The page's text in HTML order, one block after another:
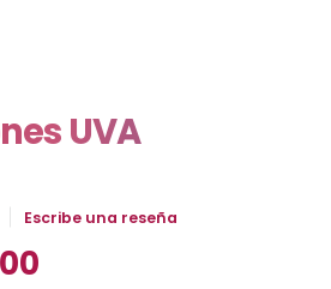
UVA
Escribe una reseña